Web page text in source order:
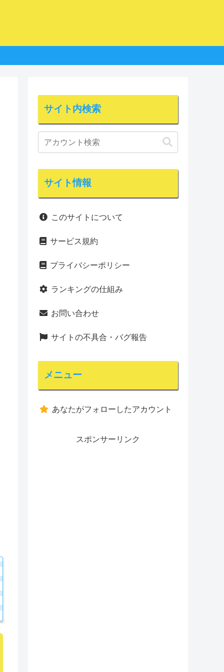
サイト内検索
サイト情報
このサイトについて
サービス規約
プライバシーポリシー
ランキングの仕組み
お問い合わせ
サイトの不具合・バグ報告
メニュー
あなたがフォローしたアカウント
スポンサーリンク